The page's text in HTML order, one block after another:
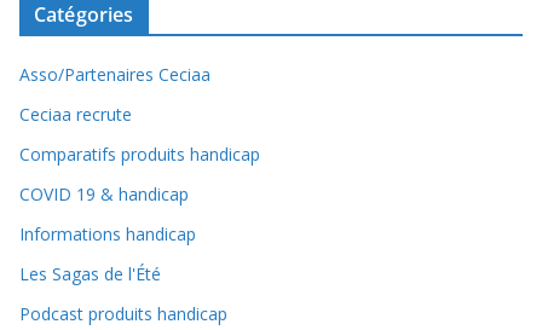
Catégories
Asso/Partenaires Ceciaa
Ceciaa recrute
Comparatifs produits handicap
COVID 19 & handicap
Informations handicap
Les Sagas de l'Été
Podcast produits handicap